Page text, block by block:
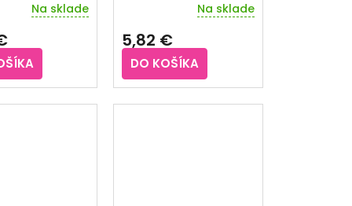
Na sklade
produktu
je
4,4
z
5
Na sklade
5,82 €
DO KOŠÍKA